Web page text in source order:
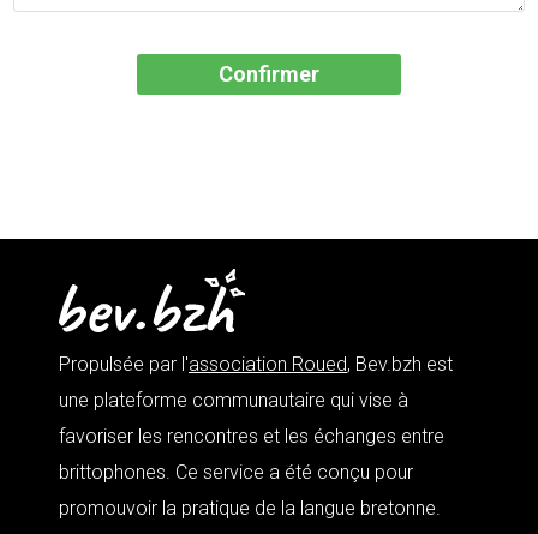
Propulsée par l'association Roued, Bev.bzh est
une plateforme communautaire qui vise à
favoriser les rencontres et les échanges entre
brittophones. Ce service a été conçu pour
promouvoir la pratique de la langue bretonne.